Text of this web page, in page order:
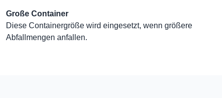
Große Container
Diese Containergröße wird eingesetzt, wenn größere
Abfallmengen anfallen.